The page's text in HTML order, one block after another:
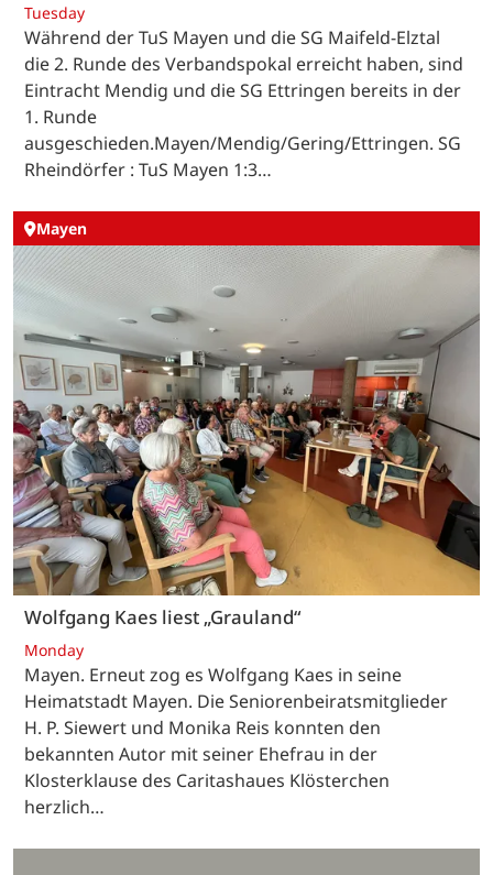
Tuesday
Während der TuS Mayen und die SG Maifeld-Elztal
die 2. Runde des Verbandspokal erreicht haben, sind
Eintracht Mendig und die SG Ettringen bereits in der
1. Runde
ausgeschieden.Mayen/Mendig/Gering/Ettringen. SG
Rheindörfer : TuS Mayen 1:3…
Mayen
Wolfgang Kaes liest „Grauland“
Monday
Mayen. Erneut zog es Wolfgang Kaes in seine
Heimatstadt Mayen. Die Seniorenbeiratsmitglieder
H. P. Siewert und Monika Reis konnten den
bekannten Autor mit seiner Ehefrau in der
Klosterklause des Caritashaues Klösterchen
herzlich…